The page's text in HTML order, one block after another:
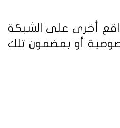
أخرى على الشبكة
أو بمضمون تلك